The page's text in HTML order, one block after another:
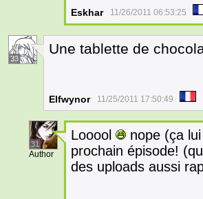
Eskhar 11/26/2011 06:53:25
33
Une tablette de
Elfwynor 11/25/2011 17:50:49
31
Author
Looool
nope (ça
prochain épisode!
des uploads aussi